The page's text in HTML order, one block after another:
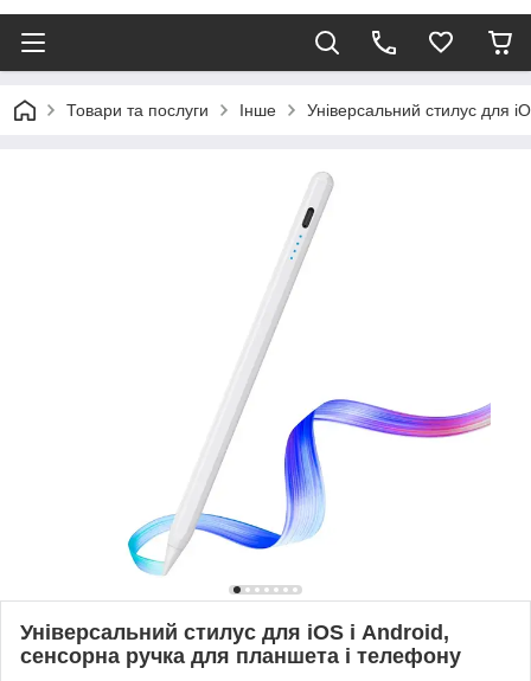
Товари та послуги Інше Універсальний стилус для
Універсальний стилус для iOS і Android,
сенсорна ручка для планшета і телефону